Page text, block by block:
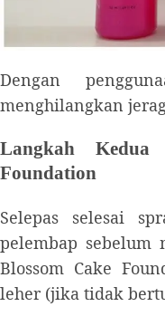
Dengan
menghilangkan
Langkah
Foundation
Selepas selesai
pelembap sebelum
Blossom Cake
leher (jika tidak